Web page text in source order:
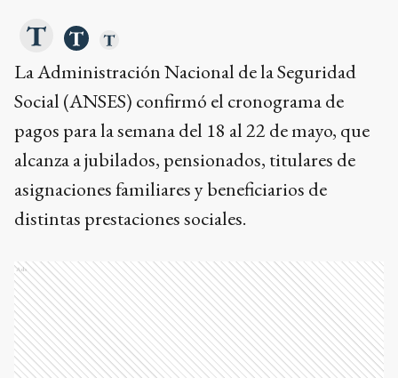
La Administración Nacional de la Seguridad
Social (ANSES) confirmó el cronograma de
pagos para la semana del 18 al 22 de mayo, que
alcanza a jubilados, pensionados, titulares de
asignaciones familiares y beneficiarios de
distintas prestaciones sociales.
Ads